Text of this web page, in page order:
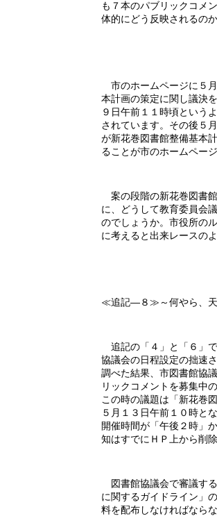
も７本のパブリックコメ
体的にどう反映されるの
市のホームページに５
本計画の策定に関し議決
９日午前１１時頃という
されています。その後５
が新花巻図書館整備基本
ることが市のホームペー
案の段階の新花巻図書
に、どうして教育委員会
のでしょうか。市役所の
に考えると出来レースの
≪追記―８≫～何やら、天
追記の「４」と「６」
協議会の日程設定の拙速
調べた結果、市図書館協
リックコメントを募集中
この時の議題は「新花巻
５月１３日午前１０時と
開催時間が「午後２時」
知はすでにＨＰ上から削
図書館協議会で審議す
に関するガイドライン」
料を配布しなければなら